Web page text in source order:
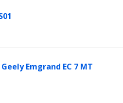
Emgrand EC 7 MT